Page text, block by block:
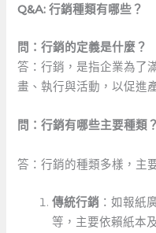
Q&A: 行銷種類有哪些？
問：行銷的定義是什麼？
答：行銷，是指企業為了
畫、執行與活動，以促進
問：行銷有哪些主要種類？
答：行銷的種類多樣，主
傳統行銷 ：如報紙
等，主要依賴紙本